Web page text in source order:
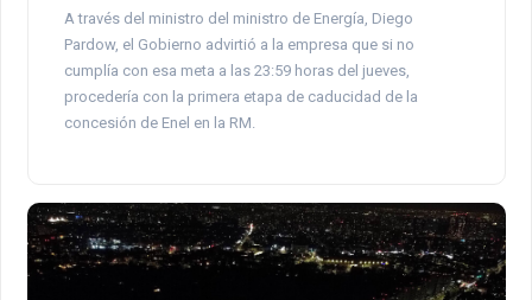
A través del ministro del ministro de Energía, Diego
Pardow, el Gobierno advirtió a la empresa que si no
cumplía con esa meta a las 23:59 horas del jueves,
procedería con la primera etapa de caducidad de la
concesión de Enel en la RM.